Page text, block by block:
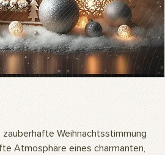
Weihnachtsstimmung
Atmosphäre eines charmanten,